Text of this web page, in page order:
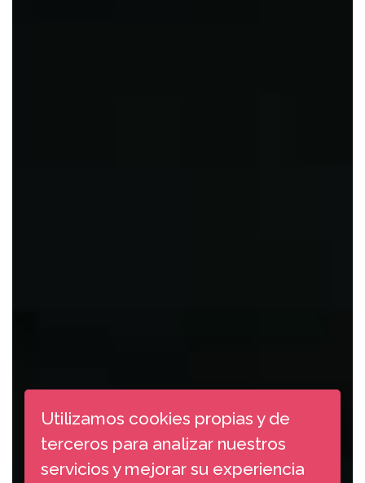
Utilizamos cookies propias y de
terceros para analizar nuestros
servicios y mejorar su experiencia